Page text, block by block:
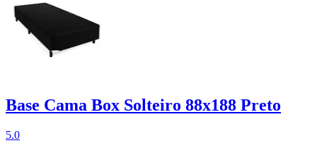
Base Cama Box Solteiro 88x188 Preto
5.0